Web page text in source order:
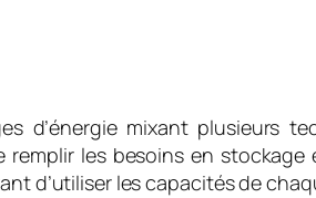
d’énergie mixant plusieurs
les besoins en
d’utiliser les capacités de